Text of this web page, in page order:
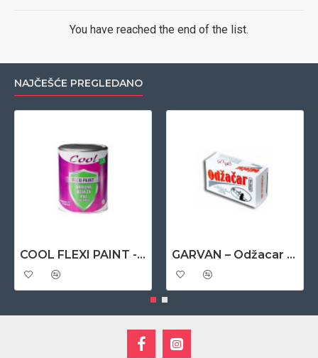
You have reached the end of the list.
NAJČEŠĆE PREGLEDANO
COOL FLEXI PAINT - akrilna boja za PVC stolariju 0,65 lit - antracit GARVAN – Odžacar 180 gr